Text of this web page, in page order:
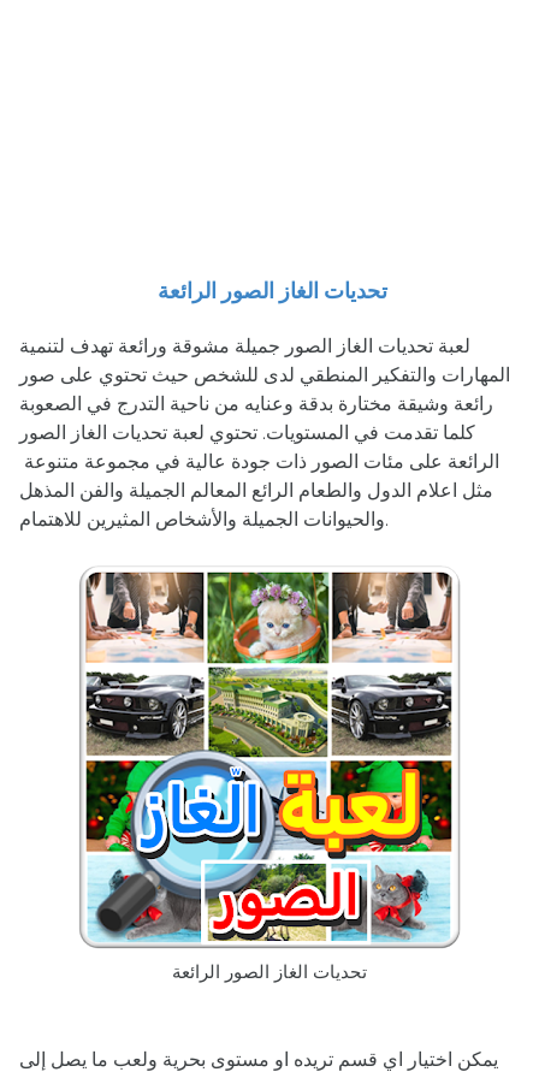
تحديات الغاز الصور الرائعة
لعبة تحديات الغاز الصور جميلة مشوقة ورائعة تهدف لتنمية
المهارات والتفكير المنطقي لدى للشخص حيث تحتوي على صور
رائعة وشيقة مختارة بدقة وعنايه من ناحية التدرج في الصعوبة
كلما تقدمت في المستويات. تحتوي لعبة تحديات الغاز الصور
الرائعة على مئات الصور ذات جودة عالية في مجموعة متنوعة
مثل اعلام الدول والطعام الرائع المعالم الجميلة والفن المذهل
والحيوانات الجميلة والأشخاص المثيرين للاهتمام.
تحديات الغاز الصور الرائعة
يمكن اختيار اي قسم تريده او مستوى بحرية ولعب ما يصل إلى